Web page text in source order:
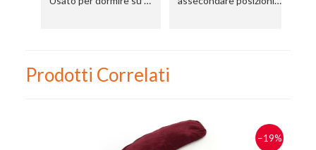
Prodotti Correlati
−19%